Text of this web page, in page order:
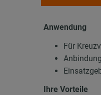
Anwendung
Für
Ihre Vorteile